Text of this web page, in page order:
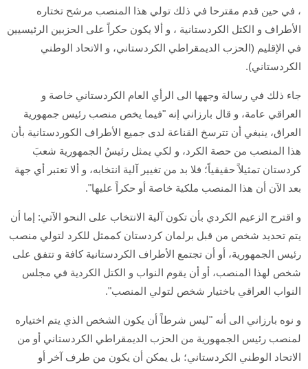
، في حين قدم مقترحا في ذلك تولي هذا المنصب مرشح تختاره
الأطراف و الكتل الكردستانية ، و ألا يكون حكراً على الحزبين الرئيسيين
في الإقليم (الحزب الديمقراطي الكردستاني، و الاتحاد الوطني
الكردستاني).
جاء ذلك في رسالة وجهها الى الرأي العام الكردستاني خاصة و
العراقي عامة، و قال بارزاني إنه "فيما يخص منصب رئيس جمهورية
العراق، ينبغي أن تترسخ القناعة لدى جميع الأطراف الكوردستانية بأن
هذا المنصب من حصة الكرد، و لكي يمثل رئيسُ الجمهورية شعبَ
كردستان تمثيلاً حقيقياً؛ فلا بد من تغيير آلية انتخابه، و ألا تعتبر أي جهة
بعد الآن أن هذا المنصب ملكية خاصة أو حكراً عليها".
و اقترح الزعيم الكردي بأن تكون آلية الانتخاب على النحو الآتي: إما أن
يتم تحديد شخص من قبل برلمان كردستان كممثل للكرد لتولي منصب
رئيس الجمهورية، أو أن تجتمع الأطراف الكردستانية كافة و تتفق على
شخص لهذا المنصب، أو أن يقوم النواب و الكتل الكردية في مجلس
النواب العراقي باختيار شخص لتولي المنصب".
و نوه بارزاني الى أنه "ليس شرطاً أن يكون الشخص الذي يتم اختياره
لمنصب رئيس الجمهورية من الحزب الديمقراطي الكردستاني أو من
الاتحاد الوطني الكردستاني؛ بل يمكن أن يكون من طرف آخر أو